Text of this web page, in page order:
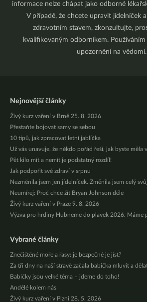
informace nelze chápat jako odborné
V případě, že chcete upravit jídelníček
zdravotním stavem, zkonzultujte,
kvalifikovaným odborníkem.
upozornění na vědomí.
Nejnovější články
Živý kurz vaření v Brně 25. 8. 2026
Přestaňte bojovat samy se sebou
10 tipů, jak zpracovat letní jablíčka
Už vás unavuje, že někdo pořád řeší, jak byste měla
Pět kilo mít a nemít je podstatný rozdíl!
Jak podpořit své zdraví v srpnu
Nezměnila jsem jen jídelníček. Změnila jsem celý
Neumírej: Proč chce žít Bryan Johnson déle
Živý kurz vaření v Praze 9. 8. 2026
Výzva pro hrdiny Hubneme do plavek 2026. Máme
Vybrané články
Znečištěné moře a řasy: je bezpečné je jíst?
Za tři dny na naší stravě začala babička mluvit a
Babičky jsou velké téma – jdeme do toho!
Andělé kolem nás
Živý kurz vaření v Plzni 28. 5. 2026